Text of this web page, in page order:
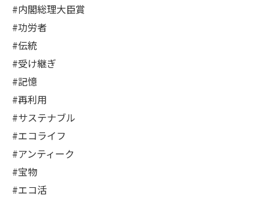
#内閣総理大臣賞
#功労者
#伝統
#受け継ぎ
#記憶
#再利用
#サステナブル
#エコライフ
#アンティーク
#宝物
#エコ活